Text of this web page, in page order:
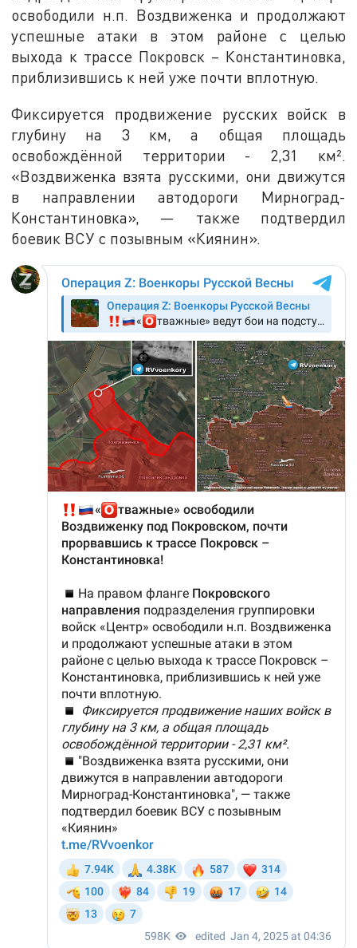
освободили н.п. Воздвиженка и продолжают
успешные атаки в этом районе с целью
выхода к трассе Покровск – Константиновка,
приблизившись к ней уже почти вплотную.
Фиксируется продвижение русских войск в
глубину на 3 км, а общая площадь
освобождённой территории - 2,31 км².
«Воздвиженка взята русскими, они движутся
в направлении автодороги Мирноград-
Константиновка», — также подтвердил
боевик ВСУ с позывным «Киянин».